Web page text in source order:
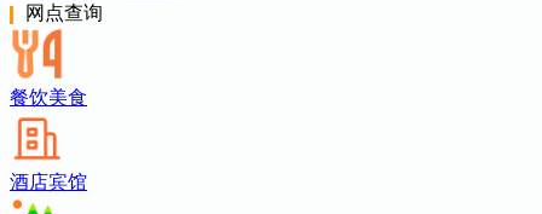
网点查询
餐饮美食
酒店宾馆